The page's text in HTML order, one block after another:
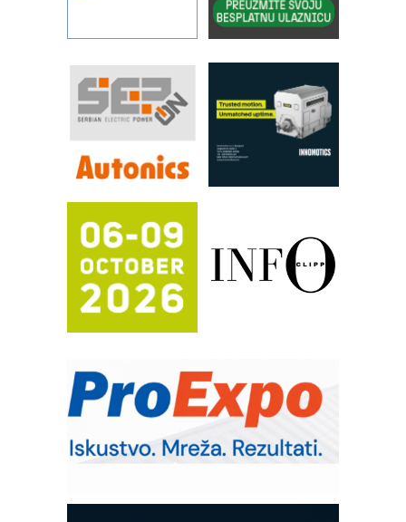
pouzdanost u transferu fluida
Filtration Group Industrial – Napredna
rešenja za filtraciju u hidrauličkim i
procesnim sistemima
RILINEX kompanije Rittal
FANUC: Najbolje za vašu pametnu
Efikasno upravljanje energijom
Automatizacija pakovanja · Display
(Shelf-Ready) omotnice
Potpuna efikasnost bez složenih
sistema
Trajna oznaka kao dugoročna korist
IB BLUMENAUER - više od 40 godina
poverenja u industriji
RMQ-TITAN ADVANCED INDICATOR
– Pametna signalizacija za efikasnije
upravljanje mašinama
era CNC merenja